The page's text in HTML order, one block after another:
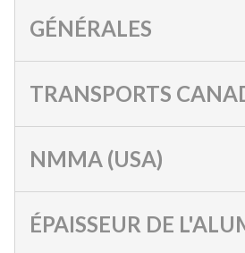
GÉNÉRALES
TRANSPORTS
NMMA (USA)
ÉPAISSEUR DE